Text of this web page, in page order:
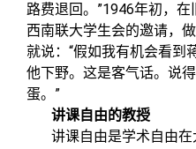
联系我们
路费退回。 ”1946年初，在
西南联大学生会的邀请，
就说： “假如我有机会看到
他下野。这是客气话。说
蛋。 ”
讲课自由的教授
讲课自由是学术自由